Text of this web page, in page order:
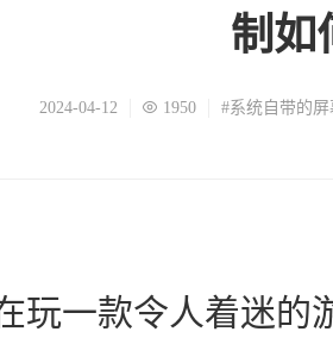
制如
2024-04-12 1950 #系统自带的
玩一款令人着迷的